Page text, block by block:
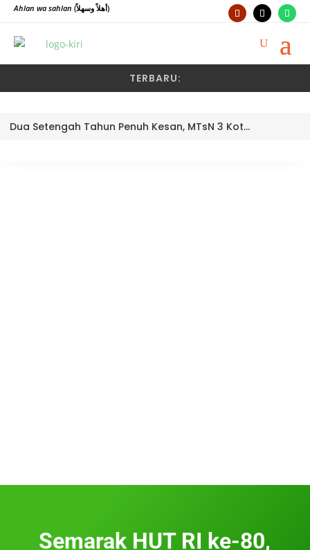
Ahlan wa sahlan (أهلاً وسهلاً)
TERBARU:
Dua Setengah Tahun Penuh Kesan, MTsN 3 Kota Padang Lepas Pengawas Pembina Dra. Nayusminar Nasrun
Semarak HUT RI ke-80,